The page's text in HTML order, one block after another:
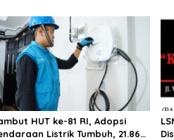
HUT ke-81 RI, Adopsi
Listrik Tumbuh, 21.865